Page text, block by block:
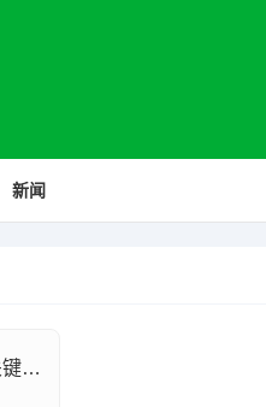
新闻
产品详情页转化率低迷的深层问题挖掘与关键症结定位